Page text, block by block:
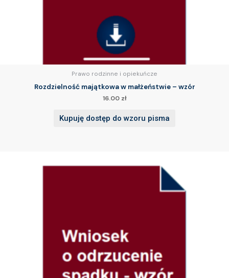
Prawo rodzinne i opiekuńcze
Rozdzielność majątkowa w małżeństwie – wzór
16.00 zł
Kupuję dostęp do wzoru pisma